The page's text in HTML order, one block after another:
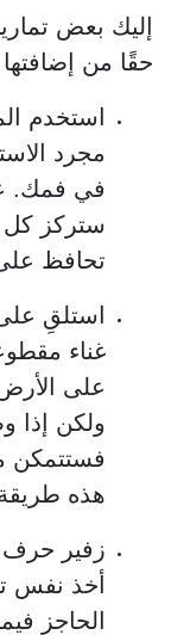
إليك بعض
حقًا من
استخدم
مجرد
في فمك.
ستركز كل
تحافظ
استلقِ
غناء
على
ولكن
فستتمكن
هذه
زفير حرف
أخذ نفس
الحاجز